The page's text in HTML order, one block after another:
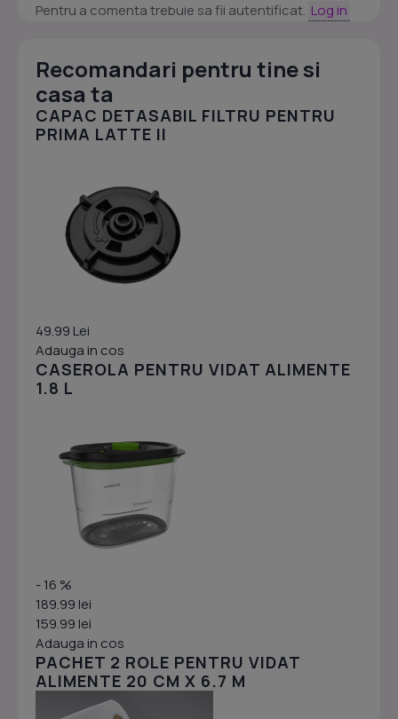
Pentru a comenta trebuie sa fii autentificat. Log in
Recomandari pentru tine si
casa ta
CAPAC DETASABIL FILTRU PENTRU
PRIMA LATTE II
49.99 Lei
Adauga in cos
CASEROLA PENTRU VIDAT ALIMENTE
1.8 L
- 16 %
189.99 lei
159.99 lei
Adauga in cos
PACHET 2 ROLE PENTRU VIDAT
ALIMENTE 20 CM X 6.7 M